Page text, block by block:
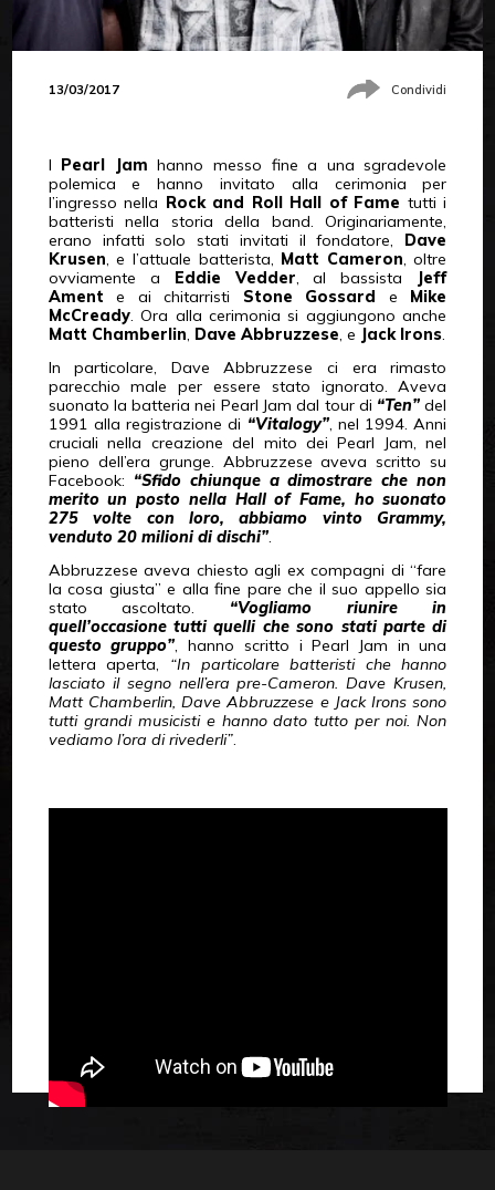
13/03/2017 Condividi
I Pearl Jam hanno messo fine a una sgradevole
polemica e hanno invitato alla cerimonia per
l’ingresso nella
Rock and Roll Hall of Fame tutti i
batteristi nella storia della band. Originariamente,
erano infatti solo stati invitati il fondatore,
Dave
Krusen, e l’attuale batterista, Matt Cameron, oltre
ovviamente a
Eddie Vedder, al bassista Jeff
Ament e ai chitarristi Stone Gossard e
Mike
McCready. Ora alla cerimonia si aggiungono anche
Matt Chamberlin, Dave Abbruzzese, e Jack Irons.
In particolare, Dave Abbruzzese ci era rimasto
parecchio male per essere stato ignorato. Aveva
suonato la batteria nei Pearl Jam dal tour di “Ten” del
1991 alla registrazione di “Vitalogy”, nel 1994. Anni
cruciali nella creazione del mito dei Pearl Jam, nel
pieno dell’era grunge. Abbruzzese aveva scritto su
Facebook: “Sfido chiunque a dimostrare che non
merito un posto nella Hall of Fame, ho suonato
275 volte con loro, abbiamo vinto Grammy,
venduto 20 milioni di dischi”.
Abbruzzese aveva chiesto agli ex compagni di “fare
la cosa giusta” e alla fine pare che il suo appello sia
stato ascoltato. “Vogliamo riunire in
quell’occasione tutti quelli che sono stati parte di
questo gruppo”, hanno scritto i Pearl Jam in una
lettera aperta, “In particolare batteristi che hanno
lasciato il segno nell’era pre-Cameron. Dave Krusen,
Matt Chamberlin, Dave Abbruzzese e Jack Irons sono
tutti grandi musicisti e hanno dato tutto per noi. Non
vediamo l’ora di rivederli”.